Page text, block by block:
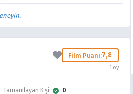
Film Puanı:7,8
1 oy
Tamamlayan Kişi:
0